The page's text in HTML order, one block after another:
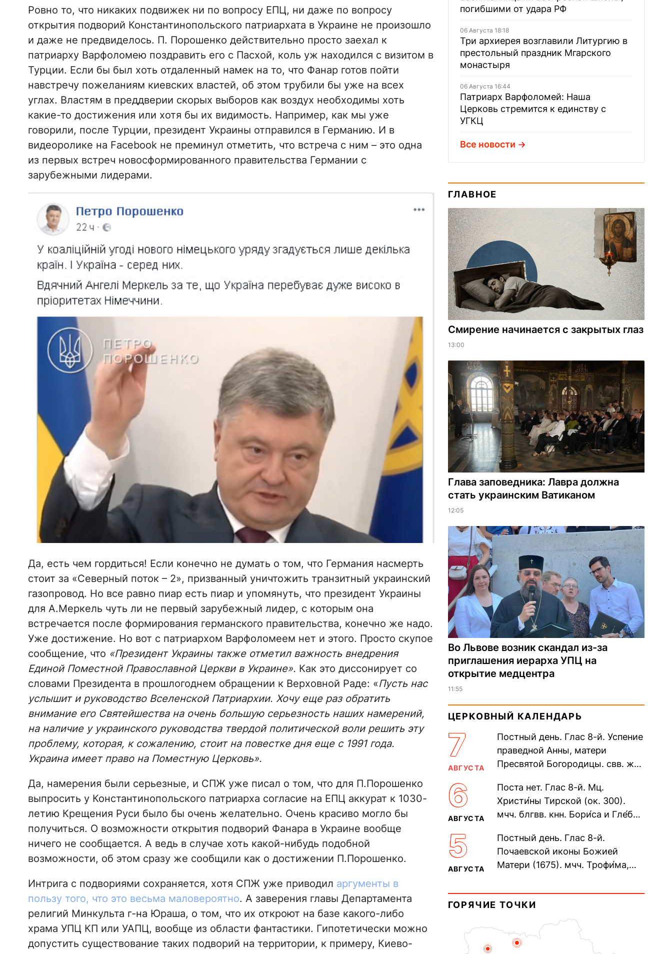
Ровно то, что никаких подвижек ни по вопросу ЕПЦ, ни даже по вопросу
открытия подворий Константинопольского патриархата в Украине не произошло
и даже не предвиделось. П. Порошенко действительно просто заехал к
патриарху Варфоломею поздравить его с Пасхой, коль уж находился с визитом в
Турции. Если бы был хоть отдаленный намек на то, что Фанар готов пойти
навстречу пожеланиям киевских властей, об этом трубили бы уже на всех
углах. Властям в преддверии скорых выборов как воздух необходимы хоть
какие-то достижения или хотя бы их видимость. Например, как мы уже
говорили, после Турции, президент Украины отправился в Германию. И в
видеоролике на Facebook не преминул отметить, что встреча с ним – это одна
из первых встреч новосформированного правительства Германии с
зарубежными лидерами.
Да, есть чем гордиться! Если конечно не думать о том, что Германия насмерть
стоит за «Северный поток – 2», призванный уничтожить транзитный украинский
газопровод. Но все равно пиар есть пиар и упомянуть, что президент Украины
для А.Меркель чуть ли не первый зарубежный лидер, с которым она
встречается после формирования германского правительства, конечно же надо.
Уже достижение. Но вот с патриархом Варфоломеем нет и этого. Просто скупое
сообщение, что «Президент Украины также отметил важность внедрения
Единой Поместной Православной Церкви в Украине». Как это диссонирует со
словами Президента в прошлогоднем обращении к Верховной Раде: «Пусть нас
услышит и руководство Вселенской Патриархии. Хочу еще раз обратить
внимание его Святейшества на очень большую серьезность наших намерений,
на наличие у украинского руководства твердой политической воли решить эту
проблему, которая, к сожалению, стоит на повестке дня еще с 1991 года.
Украина имеет право на Поместную Церковь».
Да, намерения были серьезные, и СПЖ уже писал о том, что для П.Порошенко
выпросить у Константинопольского патриарха согласие на ЕПЦ аккурат к 1030-
летию Крещения Руси было бы очень желательно. Очень красиво могло бы
получиться. О возможности открытия подворий Фанара в Украине вообще
ничего не сообщается. А ведь в случае хоть какой-нибудь подобной
возможности, об этом сразу же сообщили как о достижении П.Порошенко.
Интрига с подвориями сохраняется, хотя СПЖ уже приводил аргументы в
пользу того, что это весьма маловероятно. А заверения главы Департамента
религий Минкульта г-на Юраша, о том, что их откроют на базе какого-либо
храма УПЦ КП или УАПЦ, вообще из области фантастики. Гипотетически можно
допустить существование таких подворий на территории, к примеру, Киево-
погибшими от удара РФ
06 Августа 18:18
Три архиерея возглавили Литургию в
престольный праздник Мгарского
монастыря
06 Августа 16:44
Патриарх Варфоломей: Наша
Церковь стремится к единству с
УГКЦ
Все новости
ГЛАВНОЕ
Смирение начинается с закрытых глаз
13:00
Глава заповедника: Лавра должна
стать украинским Ватиканом
12:05
Во Львове возник скандал из-за
приглашения иерарха УПЦ на
открытие медцентра
11:55
ЦЕРКОВНЫЙ КАЛЕНДАРЬ
7
АВГУСТА
Постный день. Глас 8-й. Успение
праведной Анны, матери
Пресвятой Богородицы. свв. жен
прп. Евпракси́и девы,...
6
АВГУСТА
Поста нет. Глас 8-й. Мц.
Христи́ны Тирской (ок. 300).
мчч. блгвв. кнн. Бори́са и Гле́ба,
Дави́да (1015). Прп....
5
АВГУСТА
Постный день. Глас 8-й.
Почаевской иконы Божией
Матери (1675). мчч. Трофи́ма,
мучеников (284–305). прав.
воина Фео́дора...
ГОРЯЧИЕ ТОЧКИ